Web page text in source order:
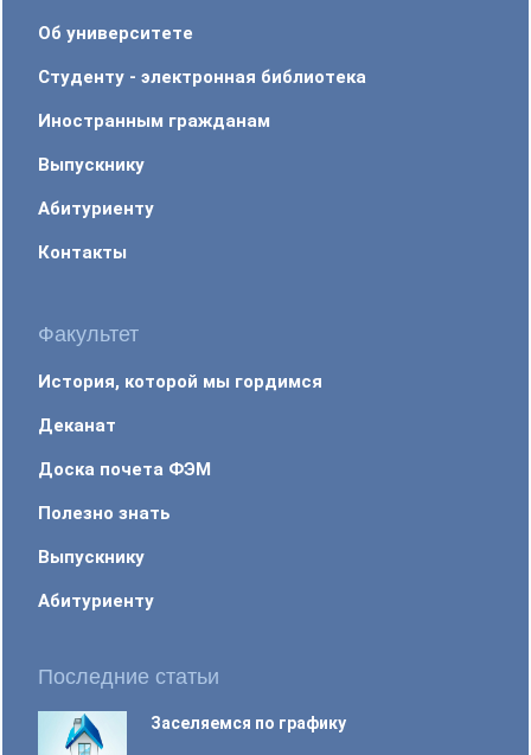
Об университете
Студенту - электронная библиотека
Иностранным гражданам
Выпускнику
Абитуриенту
Контакты
Факультет
История, которой мы гордимся
Деканат
Доска почета ФЭМ
Полезно знать
Выпускнику
Абитуриенту
Последние статьи
Заселяемся по графику